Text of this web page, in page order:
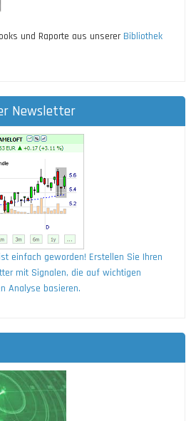
und Raporte aus unserer Bibliothek
Newsletter
einfach geworden! Erstellen Sie Ihren
mit Signalen, die auf wichtigen
Analyse basieren.